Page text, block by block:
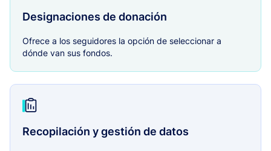
Designaciones de donación
Ofrece a los seguidores la opción de seleccionar a
dónde van sus fondos.
Recopilación y gestión de datos